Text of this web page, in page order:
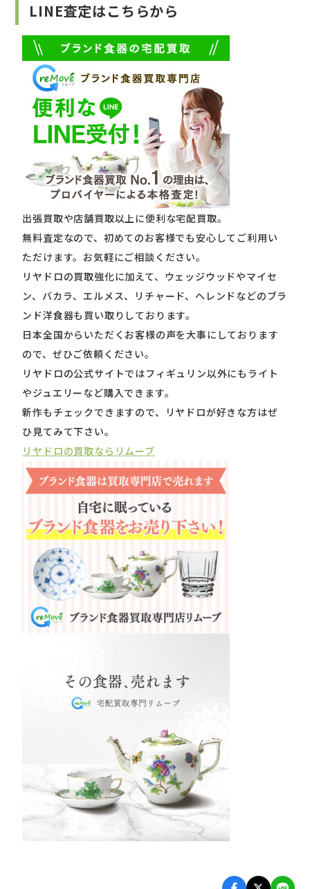
LINE査定はこちらから
出張買取や店舗買取以上に便利な宅配買取。
無料査定なので、初めてのお客様でも安心してご利用い
ただけます。お気軽にご相談ください。
リヤドロの買取強化に加えて、ウェッジウッドやマイセ
ン、バカラ、エルメス、リチャード、ヘレンドなどのブラ
ンド洋食器も買い取りしております。
日本全国からいただくお客様の声を大事にしております
ので、ぜひご依頼ください。
リヤドロの公式サイトではフィギュリン以外にもライト
やジュエリーなど購入できます。
新作もチェックできますので、リヤドロが好きな方はぜ
ひ見てみて下さい。
リヤドロの買取ならリムーブ